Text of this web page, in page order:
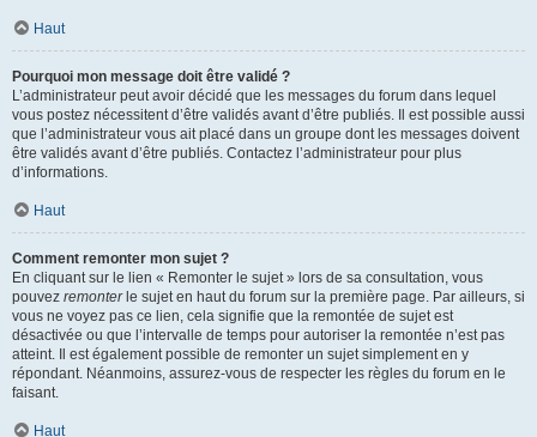
Haut
Pourquoi mon message doit être validé ?
L’administrateur peut avoir décidé que les messages du forum dans lequel
vous postez nécessitent d’être validés avant d’être publiés. Il est possible aussi
que l’administrateur vous ait placé dans un groupe dont les messages doivent
être validés avant d’être publiés. Contactez l’administrateur pour plus
d’informations.
Haut
Comment remonter mon sujet ?
En cliquant sur le lien « Remonter le sujet » lors de sa consultation, vous
pouvez remonterle sujet en haut du forum sur la première page. Par ailleurs, si
vous ne voyez pas ce lien, cela signifie que la remontée de sujet est
désactivée ou que l’intervalle de temps pour autoriser la remontée n’est pas
atteint. Il est également possible de remonter un sujet simplement en y
répondant. Néanmoins, assurez-vous de respecter les règles du forum en le
faisant.
Haut